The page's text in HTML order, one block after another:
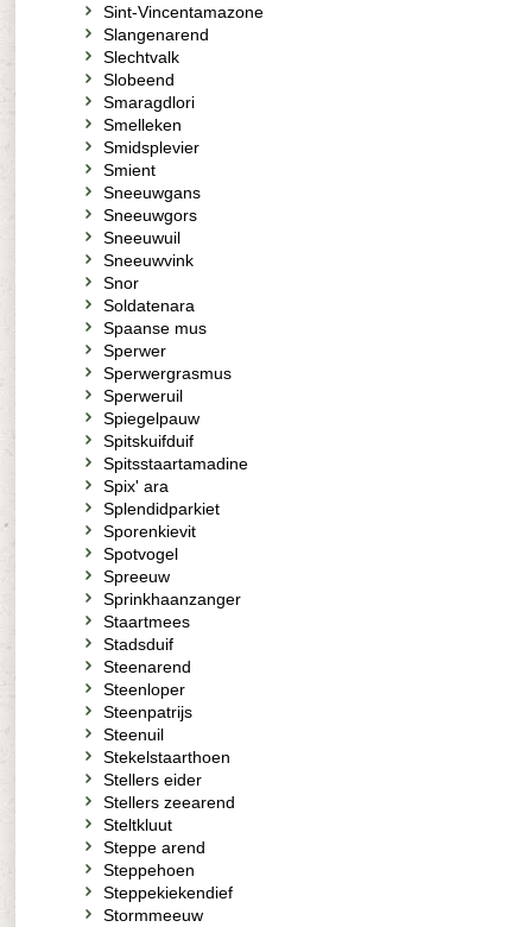
Sint-Vincentamazone
Slangenarend
Slechtvalk
Slobeend
Smaragdlori
Smelleken
Smidsplevier
Smient
Sneeuwgans
Sneeuwgors
Sneeuwuil
Sneeuwvink
Snor
Soldatenara
Spaanse mus
Sperwer
Sperwergrasmus
Sperweruil
Spiegelpauw
Spitskuifduif
Spitsstaartamadine
Spix' ara
Splendidparkiet
Sporenkievit
Spotvogel
Spreeuw
Sprinkhaanzanger
Staartmees
Stadsduif
Steenarend
Steenloper
Steenpatrijs
Steenuil
Stekelstaarthoen
Stellers eider
Stellers zeearend
Steltkluut
Steppe arend
Steppehoen
Steppekiekendief
Stormmeeuw